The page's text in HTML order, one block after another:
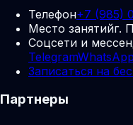
Телефон+7 (985)
Место занятийг.
Соцсети и
TelegramWhatsApp
Записаться на
Партнеры